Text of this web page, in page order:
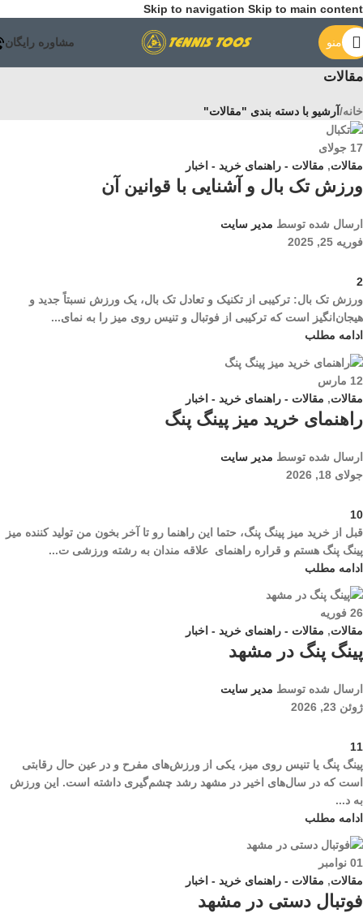
Skip to navigation Skip to main content
منو مشاوره رایگان
مقالات
خانه/ آرشیو با دسته بندی "مقالات"
17 جولای
مقالات, مقالات - راهنمای خرید - اخبار
ورزش تک بال و آشنایی با قوانین آن
ارسال شده توسط مدیر سایت
فوریه 25, 2025
2
ورزش تک بال: ترکیبی از تکنیک و تعادل تک بال، یک ورزش نسبتاً جدید و
هیجان‌انگیز است که ترکیبی از فوتبال و تنیس روی میز را به نمای...
ادامه مطلب
12 مارس
مقالات, مقالات - راهنمای خرید - اخبار
راهنمای خرید میز پینگ پنگ
ارسال شده توسط مدیر سایت
جولای 18, 2026
10
قبل از خرید میز پینگ پنگ، حتما این راهنما رو تا آخر بخون من تولید کننده میز
پینگ پنگ هستم و قراره راهنمای علاقه مندان به رشته ورزشی ت...
ادامه مطلب
26 فوریه
مقالات, مقالات - راهنمای خرید - اخبار
پینگ پنگ در مشهد
ارسال شده توسط مدیر سایت
ژوئن 23, 2026
11
پینگ پنگ یا تنیس روی میز، یکی از ورزش‌های مفرح و در عین حال رقابتی
است که در سال‌های اخیر در مشهد رشد چشم‌گیری داشته است. این ورزش
به د...
ادامه مطلب
01 نوامبر
مقالات, مقالات - راهنمای خرید - اخبار
فوتبال دستی در مشهد